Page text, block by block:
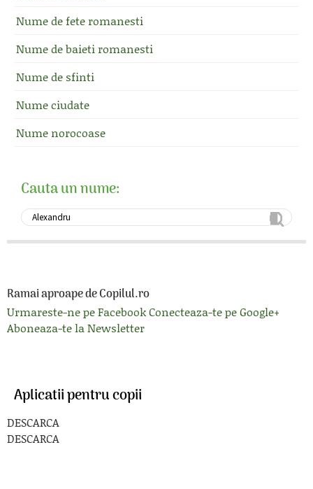
Nume de fete romanesti
Nume de baieti romanesti
Nume de sfinti
Nume ciudate
Nume norocoase
Cauta un nume:
Ramai aproape de Copilul.ro
Urmareste-ne pe FacebookConecteaza-te pe Google+
Aboneaza-te la Newsletter
Aplicatii pentru copii
DESCARCA
DESCARCA